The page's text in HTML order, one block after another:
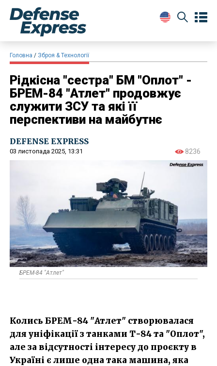
Головна Зброя & Технології
Рідкісна "сестра" БМ "Оплот" -
БРЕМ-84 "Атлет" продовжує
служити ЗСУ та які її
перспективи на майбутнє
DEFENSE EXPRESS
03 листопада 2025, 13:31 8236
БРЕМ-84 "Атлет"
Колись БРЕМ-84 "Атлет" створювалася
для уніфікації з танками Т-84 та "Оплот",
але за відсутності інтересу до проєкту в
Україні є лише одна така машина, яка